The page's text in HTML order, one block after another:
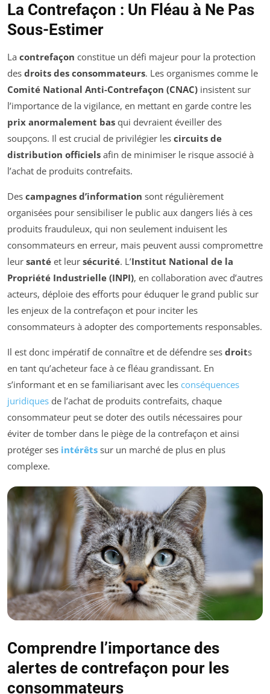
La Contrefaçon : Un Fléau à Ne Pas
Sous-Estimer
La contrefaçon constitue un défi majeur pour la protection
des droits des consommateurs. Les organismes comme le
Comité National Anti-Contrefaçon (CNAC) insistent sur
l’importance de la vigilance, en mettant en garde contre les
prix anormalement bas qui devraient éveiller des
soupçons. Il est crucial de privilégier les circuits de
distribution officiels afin de minimiser le risque associé à
l’achat de produits contrefaits.
Des campagnes d’information sont régulièrement
organisées pour sensibiliser le public aux dangers liés à ces
produits frauduleux, qui non seulement induisent les
consommateurs en erreur, mais peuvent aussi compromettre
leur santé et leur sécurité. L’Institut National de la
Propriété Industrielle (INPI), en collaboration avec d’autres
acteurs, déploie des efforts pour éduquer le grand public sur
les enjeux de la contrefaçon et pour inciter les
consommateurs à adopter des comportements responsables.
Il est donc impératif de connaître et de défendre ses droits
en tant qu’acheteur face à ce fléau grandissant. En
s’informant et en se familiarisant avec les conséquences
juridiques de l’achat de produits contrefaits, chaque
consommateur peut se doter des outils nécessaires pour
éviter de tomber dans le piège de la contrefaçon et ainsi
protéger ses intérêts sur un marché de plus en plus
complexe.
Comprendre l’importance des
alertes de contrefaçon pour les
consommateurs